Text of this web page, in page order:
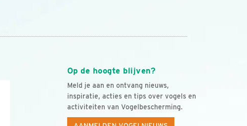
Op de hoogte blijven?
Meld je aan en ontvang nieuws,
inspiratie, acties en tips over vogels en
activiteiten van Vogelbescherming.